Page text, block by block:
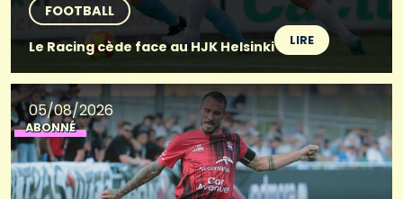
FOOTBALL
Le Racing cède face au HJK Helsinki
LIRE
05/08/2026
ABONNÉ